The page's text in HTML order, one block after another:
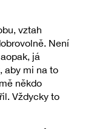
vztah
Není
já
aby mi na to
někdo
Vždycky to